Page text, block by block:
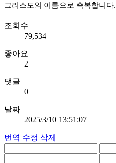
그리스도의 이름으로 축복합니다.
조회수
79,534
좋아요
2
댓글
0
날짜
2025/3/10 13:51:07
번역 수정 삭제